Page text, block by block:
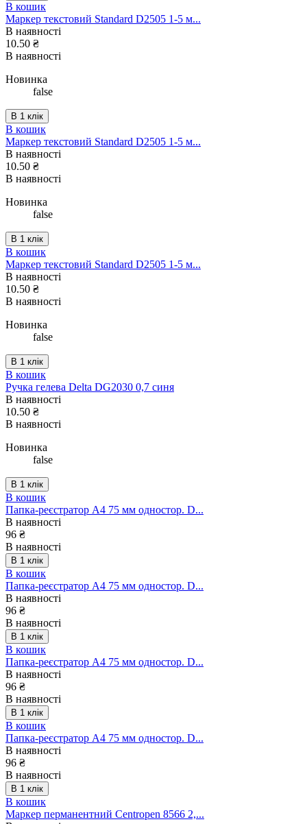
В кошик
Маркер текстовий Standard D2505 1-5 м...
В наявності
10.50 ₴
В наявності
Новинка
false
В 1 клік
В кошик
Маркер текстовий Standard D2505 1-5 м...
В наявності
10.50 ₴
В наявності
Новинка
false
В 1 клік
В кошик
Маркер текстовий Standard D2505 1-5 м...
В наявності
10.50 ₴
В наявності
Новинка
false
В 1 клік
В кошик
Ручка гелева Delta DG2030 0,7 синя
В наявності
10.50 ₴
В наявності
Новинка
false
В 1 клік
В кошик
Папка-реєстратор А4 75 мм одностор. D...
В наявності
96 ₴
В наявності
В 1 клік
В кошик
Папка-реєстратор А4 75 мм одностор. D...
В наявності
96 ₴
В наявності
В 1 клік
В кошик
Папка-реєстратор А4 75 мм одностор. D...
В наявності
96 ₴
В наявності
В 1 клік
В кошик
Папка-реєстратор А4 75 мм одностор. D...
В наявності
96 ₴
В наявності
В 1 клік
В кошик
Маркер перманентний Centropen 8566 2,...